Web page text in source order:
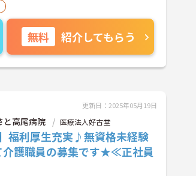
無料 紹介してもらう
更新日：2025年05月19日
と高尾病院 医療法人好古堂
福利厚生充実♪無資格未経験
介護職員の募集です★≪正社員